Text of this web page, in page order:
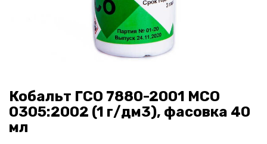
Кобальт ГСО 7880-2001 МСО
0305:2002 (1 г/дм3), фасовка 40
мл